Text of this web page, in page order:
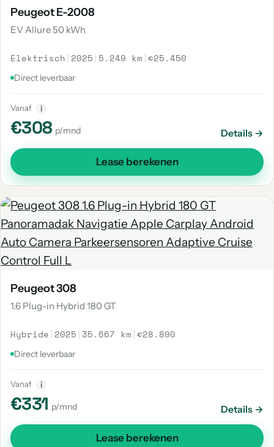
Peugeot E-2008
EV Allure 50 kWh
Elektrisch | 2025 | 5.249 km |€25.450
Direct leverbaar
Vanaf i
€308 p/mnd Details →
Lease berekenen
Peugeot 308
1.6 Plug-in Hybrid 180 GT
Hybride | 2025 | 35.667 km |€28.890
Direct leverbaar
Vanaf i
€331 p/mnd Details →
Lease berekenen